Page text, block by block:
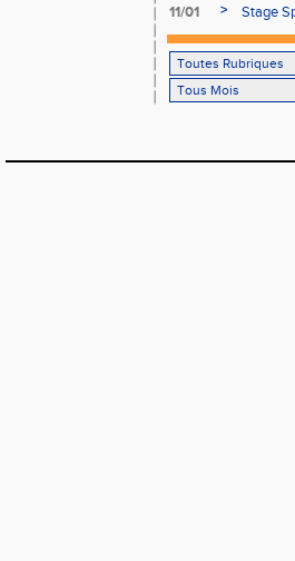
11/01
> Stage